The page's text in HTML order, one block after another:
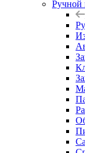
Ручной